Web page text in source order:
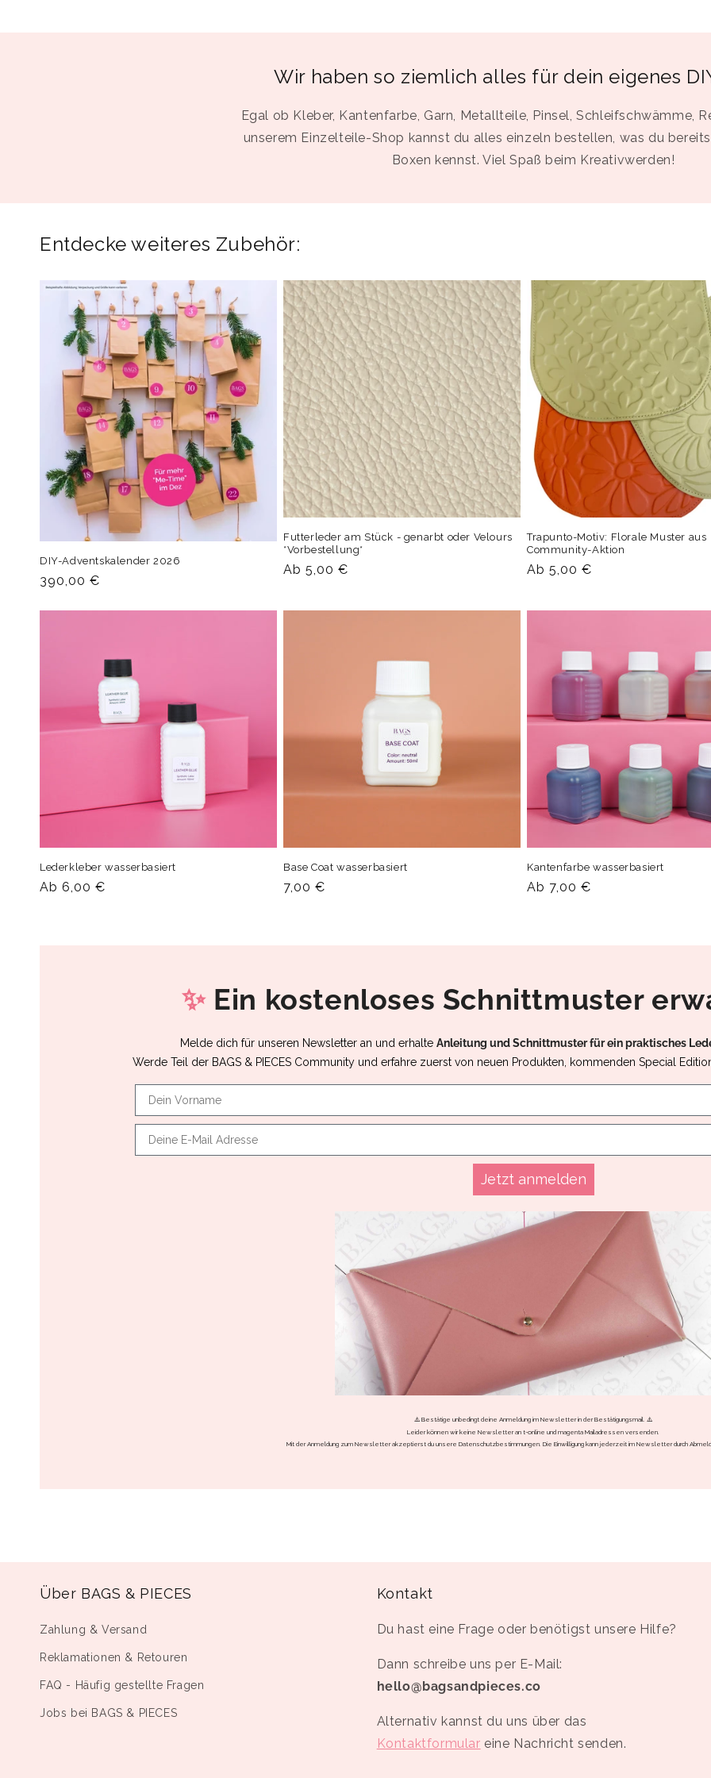
Wir haben so ziemlich alles für dein eigenes
Egal ob Kleber, Kantenfarbe, Garn, Metallteile, Pinsel, Schleifschwämme,
unserem Einzelteile-Shop kannst du alles einzeln bestellen, was du
Boxen kennst. Viel Spaß beim Kreativwerden!
Entdecke weiteres Zubehör:
DIY-Adventskalender 2026
Normaler
390,00 €
Futterleder am Stück - genarbt oder Velours
*Vorbestellung*
Normaler
Ab 5,00 €
Trapunto-Motiv: Florale Muster aus
Community-Aktion
Normaler
Ab 5,00 €
Lederkleber wasserbasiert
Normaler
Ab 6,00 €
Base Coat wasserbasiert
Normaler
7,00 €
Kantenfarbe wasserbasiert
Normaler
Ab 7,00 €
✨ Ein kostenloses Schnittmuster
Melde dich für unseren Newsletter an und erhalte Anleitung und Schnittmuster für ein praktisches
Werde Teil der BAGS & PIECES Community und erfahre zuerst von neuen Produkten, kommenden Special
Jetzt anmelden
⚠️ Bestätige unbedingt deine Anmeldung im Newsletter in der Bestätigungsmail. ⚠️
Leider können wir keine Newsletter an t-online und magenta Mailadressen versenden.
Mit der Anmeldung zum Newsletter akzeptierst du unsere Datenschutzbestimmungen. Die Einwilligung kann jederzeit im Newsletter durch
Über BAGS & PIECES
Zahlung & Versand
Reklamationen & Retouren
FAQ - Häufig gestellte Fragen
Jobs bei BAGS & PIECES
Kontakt
Du hast eine Frage oder benötigst unsere Hilfe?
Dann schreibe uns per E-Mail:
hello@bagsandpieces.co
Alternativ kannst du uns über das
Kontaktformular eine Nachricht senden.